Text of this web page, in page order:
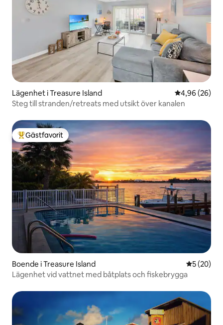
Lägenhet i Treasure Island 4,96 av 5 i
4,96 (26)
Steg till stranden/retreats med utsikt över kanalen
Populär gästfavorit
Gästfavorit
Boende i Treasure Island 5 av 5 i
5 (20)
Lägenhet vid vattnet med båtplats och fiskebrygga